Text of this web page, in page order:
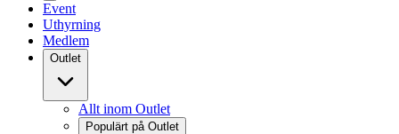
Event
Uthyrning
Medlem
Outlet
Allt inom Outlet
Populärt på Outlet